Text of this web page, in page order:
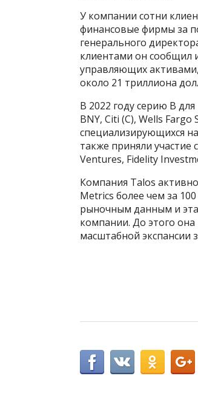
У компании сотни
финансовые фирмы за
генерального
клиентами он сообщил
управляющих
около 21 триллиона
В 2022 году серию B
BNY, Citi (C), Wells
специализирующихся
также приняли
Ventures, Fidelity
Компания Talos
Metrics более чем за
рыночным данным и
компании. До этого она
масштабной экспансии